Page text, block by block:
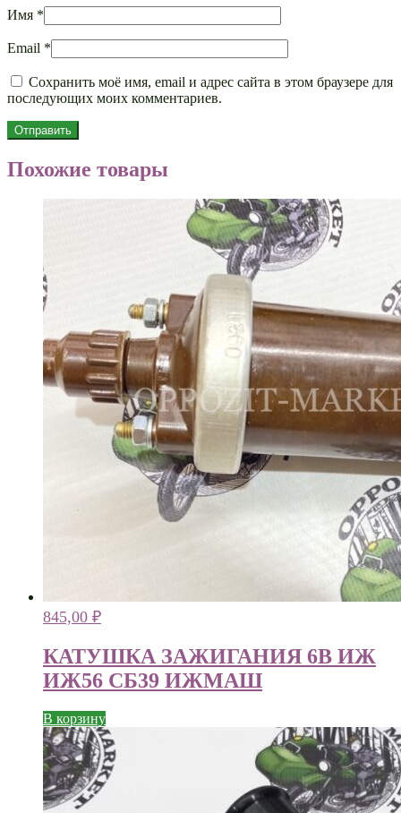
Имя *
Email *
Сохранить моё имя, email и адрес сайта в этом браузере для
последующих моих комментариев.
Похожие товары
845,00 ₽
КАТУШКА ЗАЖИГАНИЯ 6В ИЖ
ИЖ56 СБ39 ИЖМАШ
В корзину